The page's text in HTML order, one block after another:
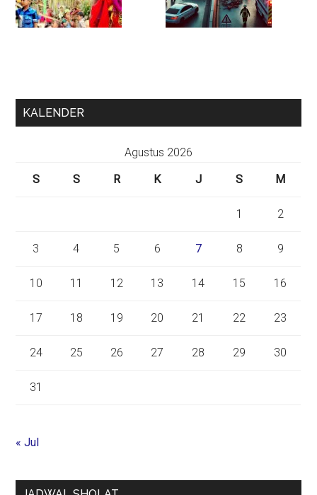
KALENDER
Agustus 2026
S
S R K J S M
1 2
3 4 5 6 7 8 9
10 11 12 13 14 15 16
17 18 19 20 21 22 23
24 25 26 27 28 29 30
31
« Jul